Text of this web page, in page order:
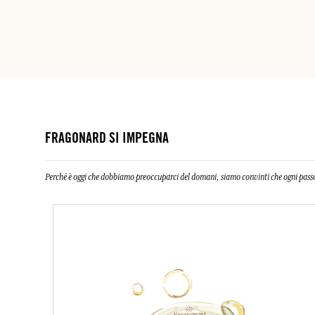
FRAGONARD SI IMPEGNA
Perché è oggi che dobbiamo preoccuparci del domani, siamo convinti che ogni